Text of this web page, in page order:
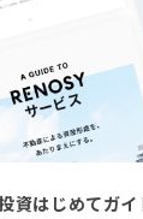
資はじめてガイ